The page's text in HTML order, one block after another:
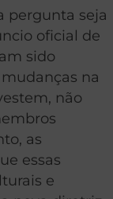
pergunta seja
oficial de
sido
na
não
as
essas
e